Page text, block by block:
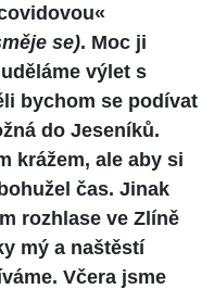
se). Moc ji
výlet s
bychom se podívat
do Jeseníků.
krážem, ale aby si
čas. Jinak
rozhlase ve Zlíně
mý a naštěstí
Včera jsme